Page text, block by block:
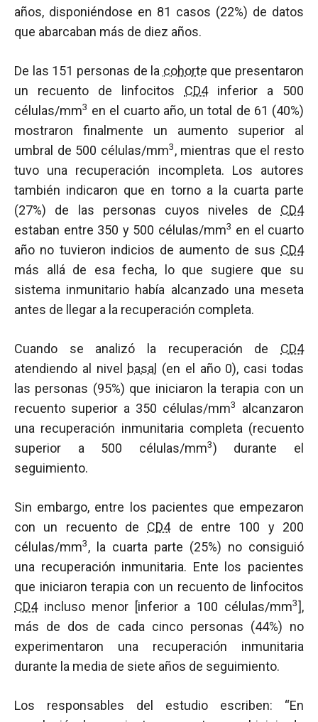
años, disponiéndose en 81 casos (22%) de datos
que abarcaban más de diez años.
De las 151 personas de la cohorte que presentaron
un recuento de linfocitos CD4inferior a 500
células/mm3 en el cuarto año, un total de 61 (40%)
mostraron finalmente un aumento superior al
umbral de 500 células/mm3, mientras que el resto
tuvo una recuperación incompleta. Los autores
también indicaron que en torno a la cuarta parte
(27%) de las personas cuyos niveles de CD4
estaban entre 350 y 500 células/mm3 en el cuarto
año no tuvieron indicios de aumento de sus CD4
más allá de esa fecha, lo que sugiere que su
sistema inmunitario había alcanzado una meseta
antes de llegar a la recuperación completa.
Cuando se analizó la recuperación de CD4
atendiendo al nivel basal
(en el año 0), casi todas
las personas (95%) que iniciaron la terapia con un
recuento superior a 350 células/mm3
alcanzaron
una recuperación inmunitaria completa (recuento
superior a 500 células/mm3) durante el
seguimiento.
Sin embargo, entre los pacientes que empezaron
con un recuento de CD4de entre 100 y 200
células/mm3, la cuarta parte (25%) no consiguió
una recuperación inmunitaria. Ente los pacientes
que iniciaron terapia con un recuento de linfocitos
CD4incluso menor [inferior a 100 células/mm3],
más de dos de cada cinco personas (44%) no
experimentaron una recuperación inmunitaria
durante la media de siete años de seguimiento.
Los responsables del estudio escriben: “En